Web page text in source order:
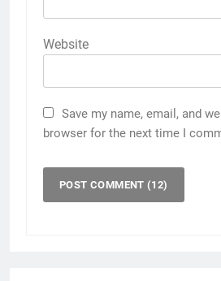
Website
Save my name, email, and
browser for the next time I